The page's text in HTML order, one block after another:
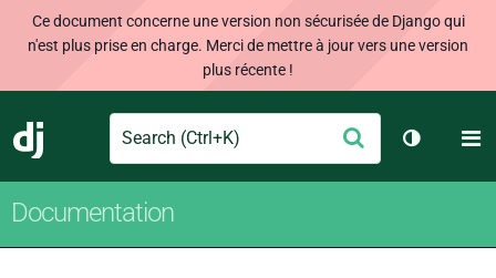
Ce document concerne une version non sécurisée de Django qui
n'est plus prise en charge. Merci de mettre à jour vers une version
plus récente !
Django
Search Envoyer
Changer
Documentation